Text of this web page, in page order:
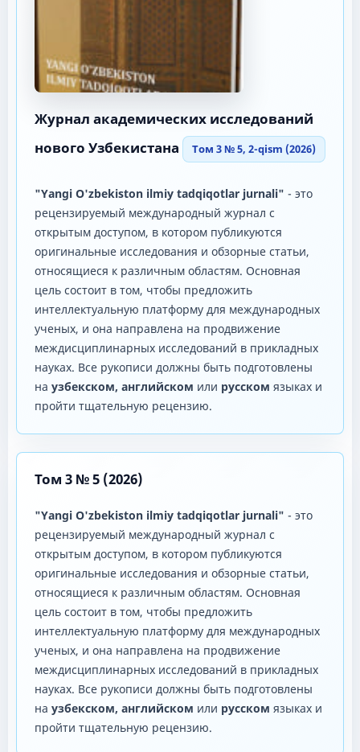
Журнал академических исследований
нового Узбекистана
Том 3 № 5, 2-qism (2026)
"Yangi O'zbekiston ilmiy tadqiqotlar jurnali" - это
рецензируемый международный журнал с
открытым доступом, в котором публикуются
оригинальные исследования и обзорные статьи,
относящиеся к различным областям. Основная
цель состоит в том, чтобы предложить
интеллектуальную платформу для международных
ученых, и она направлена ​​на продвижение
междисциплинарных исследований в прикладных
науках. Все рукописи должны быть подготовлены
на узбекском, английском или русском языках и
пройти тщательную рецензию.
Том 3 № 5 (2026)
"Yangi O'zbekiston ilmiy tadqiqotlar jurnali" - это
рецензируемый международный журнал с
открытым доступом, в котором публикуются
оригинальные исследования и обзорные статьи,
относящиеся к различным областям. Основная
цель состоит в том, чтобы предложить
интеллектуальную платформу для международных
ученых, и она направлена ​​на продвижение
междисциплинарных исследований в прикладных
науках. Все рукописи должны быть подготовлены
на узбекском, английском или русском языках и
пройти тщательную рецензию.